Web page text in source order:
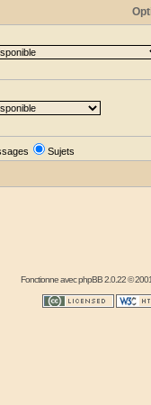
Sujets
Fonctionne avecphpBB2.0.22 ©